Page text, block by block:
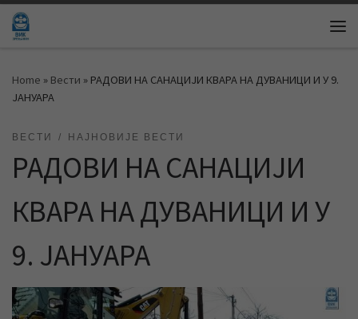
Skip to content
Home » Вести » РАДОВИ НА САНАЦИЈИ КВАРА НА ДУВАНИЦИ И У 9.
ЈАНУАРА
ВЕСТИ НАЈНОВИЈЕ ВЕСТИ
РАДОВИ НА САНАЦИЈИ
КВАРА НА ДУВАНИЦИ И У
9. ЈАНУАРА